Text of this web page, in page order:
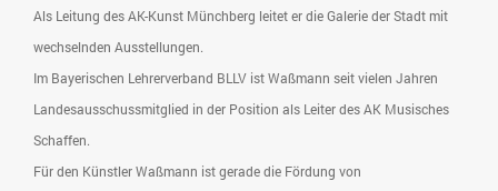
Als Leitung des AK-Kunst Münchberg leitet er die Galerie der Stadt mit
wechselnden Ausstellungen.
Im Bayerischen Lehrerverband BLLV ist Waßmann seit vielen Jahren
Landesausschussmitglied in der Position als Leiter des AK Musisches
Schaffen.
Für den Künstler Waßmann ist gerade die Fördung von